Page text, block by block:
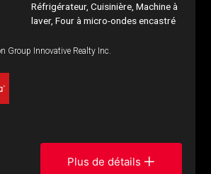
Réfrigérateur, Cuisinière, Machine à
laver, Four à micro-ondes encastré
Group Innovative Realty Inc.
Plus de détails